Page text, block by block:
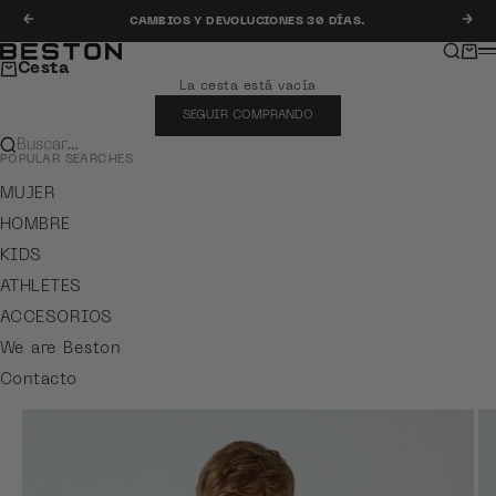
Anterior
CAMBIOS Y DEVOLUCIONES 30 DÍAS.
Beston Buscar
Cesta
La cesta está vacía
SEGUIR COMPRANDO
Buscar…
POPULAR SEARCHES
MUJER
HOMBRE
KIDS
ATHLETES
ACCESORIOS
We are Beston
Contacto